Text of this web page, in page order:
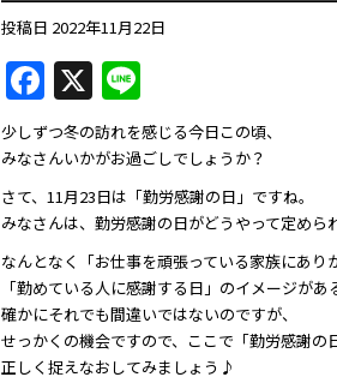
投稿日 2022年11月22日
F
a
c
e
b
o
o
k
X
n
e
少しずつ冬の訪れを感じる今日この頃、
みなさんいかがお過ごしでしょうか？
さて、11月23日は「勤労感謝の日」ですね。
みなさんは、勤労感謝の日がどうやって定めら
なんとなく「お仕事を頑張っている家族にあり
「勤めている人に感謝する日」のイメージがあ
確かにそれでも間違いではないのですが、
せっかくの機会ですので、ここで「勤労感謝の
正しく捉えなおしてみましょう♪